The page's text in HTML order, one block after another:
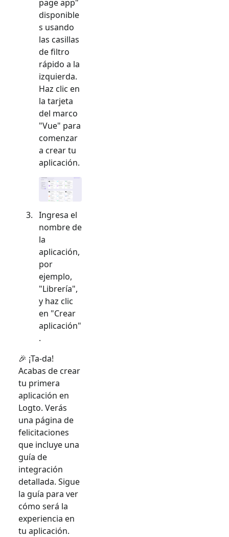
page app"
disponible
s usando
las casillas
de filtro
rápido a la
izquierda.
Haz clic en
la tarjeta
del marco
"Vue" para
comenzar
a crear tu
aplicación.
Ingresa el
nombre de
la
aplicación,
por
ejemplo,
"Librería",
y haz clic
en "Crear
aplicación"
.
🎉 ¡Ta-da!
Acabas de crear
tu primera
aplicación en
Logto. Verás
una página de
felicitaciones
que incluye una
guía de
integración
detallada. Sigue
la guía para ver
cómo será la
experiencia en
tu aplicación.